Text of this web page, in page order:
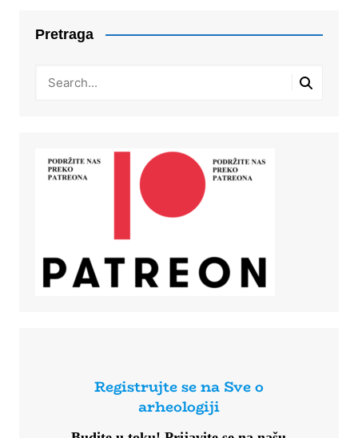
Pretraga
Registrujte se na Sve o
arheologiji